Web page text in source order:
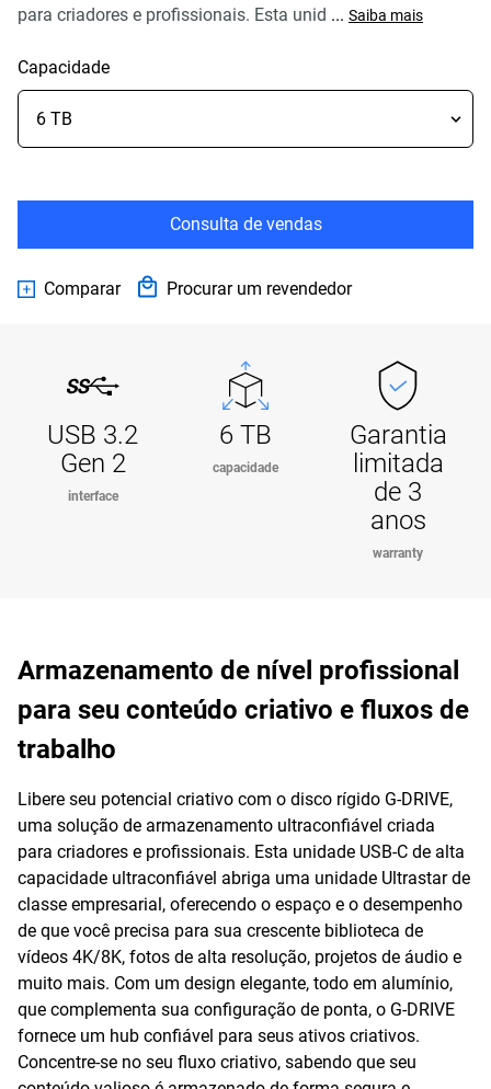
para criadores e profissionais. Esta unid ... Saiba mais
Capacidade
Consulta de vendas
Comparar Procurar um revendedor
USB 3.2
Gen 2
interface
6 TB
capacidade
Garantia
limitada
de 3
anos
warranty
Armazenamento de nível profissional
para seu conteúdo criativo e fluxos de
trabalho
Libere seu potencial criativo com o disco rígido G-DRIVE,
uma solução de armazenamento ultraconfiável criada
para criadores e profissionais. Esta unidade USB-C de alta
capacidade ultraconfiável abriga uma unidade Ultrastar de
classe empresarial, oferecendo o espaço e o desempenho
de que você precisa para sua crescente biblioteca de
vídeos 4K/8K, fotos de alta resolução, projetos de áudio e
muito mais. Com um design elegante, todo em alumínio,
que complementa sua configuração de ponta, o G-DRIVE
fornece um hub confiável para seus ativos criativos.
Concentre-se no seu fluxo criativo, sabendo que seu